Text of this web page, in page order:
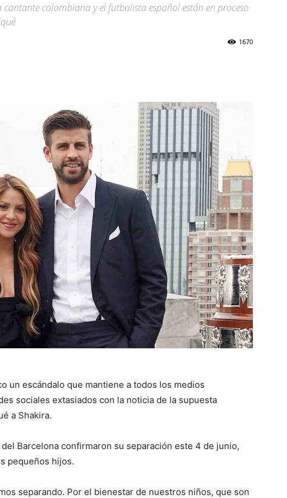
colombiana y el futbolista español están en proceso
1670
un escándalo que mantiene a todos los medios
sociales extasiados con la noticia de la supuesta
a Shakira.
Barcelona confirmaron su separación este 4 de junio,
pequeños hijos.
separando. Por el bienestar de nuestros niños, que son